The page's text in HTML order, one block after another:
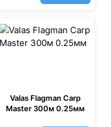
Valas Flagman Carp
Master 300м 0.25мм